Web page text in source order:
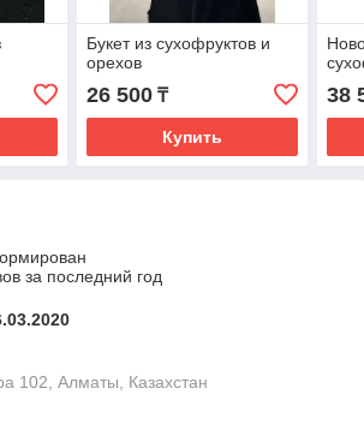
Букет из сухофруктов и
орехов
26 500₸
Купить
38
за последний год
102, Алматы, Казахстан